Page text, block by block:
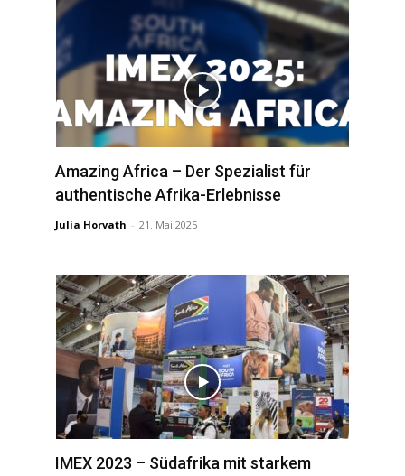
Amazing Africa – Der Spezialist für
authentische Afrika-Erlebnisse
Julia Horvath - 21. Mai 2025
IMEX 2023 – Südafrika mit starkem